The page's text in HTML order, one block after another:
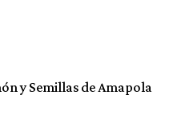
y Semillas de Amapola